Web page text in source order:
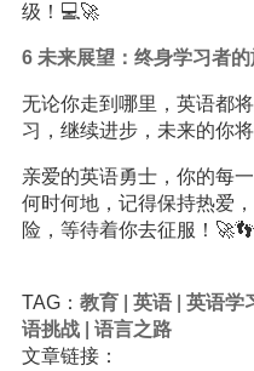
级！💻🚀
6️ 未来展望：终身学习者
无论你走到哪里，英语都
习，继续进步，未来的你
亲爱的英语勇士，你的每
何时何地，记得保持热爱
险，等待着你去征服！🚀👣
TAG： 教育| 英语| 英语学
语挑战| 语言之路
文章链接：